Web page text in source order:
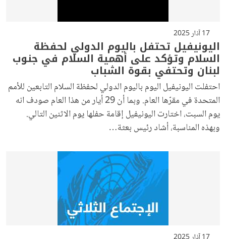
17 آذار 2025
اليونيفيل تحتفل باليوم الدولي لحفظة
السلام وتؤكد على أهمية السلام في جنوب
لبنان وتحتفي بقوة الشباب
احتفلت اليونيفيل اليوم باليوم الدولي لحفظة السلام التابعين للأمم
المتحدة في مقرّها العام. وبما أن 29 أيار من هذا العام صودف انه
يوم السبت، اختارت اليونيفيل إقامة حفلها يوم الاثنين التالي.
وبهذه المناسبة، أشاد رئيس بعثة…